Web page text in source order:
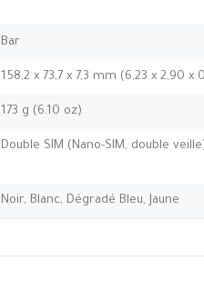
Bar
158,2 x 73,7 x 7,3 mm (6,23 x 2,90 x
173 g (6.10 oz)
Double SIM (Nano-SIM, double
Noir, Blanc, Dégradé Bleu, Jaune